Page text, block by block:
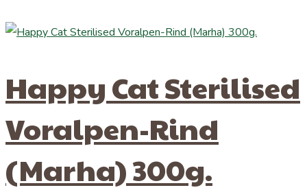
Happy Cat Sterilised
Voralpen-Rind
(Marha) 300g.